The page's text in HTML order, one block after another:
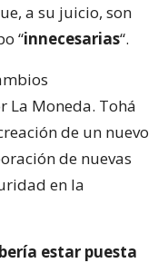
a su juicio, son
“innecesarias“.
La Moneda. Tohá
de un nuevo
de nuevas
en la
estar puesta